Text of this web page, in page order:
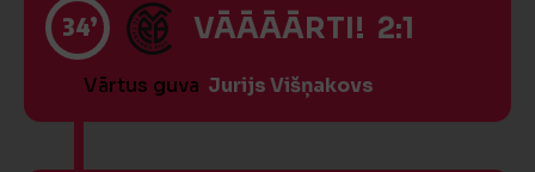
34’ VĀĀĀĀRTI! 2:1
Vārtus guva Jurijs Višņakovs